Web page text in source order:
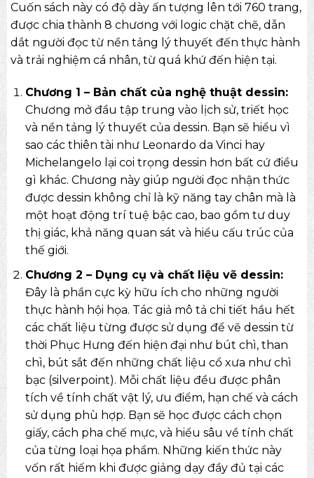
Cuốn sách này có độ dày ấn tượng lên tới 760 trang,
được chia thành 8 chương với logic chặt chẽ, dẫn
dắt người đọc từ nền tảng lý thuyết đến thực hành
và trải nghiệm cá nhân, từ quá khứ đến hiện tại.
Chương 1 – Bản chất của nghệ thuật dessin:
Chương mở đầu tập trung vào lịch sử, triết học
và nền tảng lý thuyết của dessin. Bạn sẽ hiểu vì
sao các thiên tài như Leonardo da Vinci hay
Michelangelo lại coi trọng dessin hơn bất cứ điều
gì khác. Chương này giúp người đọc nhận thức
được dessin không chỉ là kỹ năng tay chân mà là
một hoạt động trí tuệ bậc cao, bao gồm tư duy
thị giác, khả năng quan sát và hiểu cấu trúc của
thế giới.
Chương 2 – Dụng cụ và chất liệu vẽ dessin:
Đây là phần cực kỳ hữu ích cho những người
thực hành hội họa. Tác giả mô tả chi tiết hầu hết
các chất liệu từng được sử dụng để vẽ dessin từ
thời Phục Hưng đến hiện đại như bút chì, than
chì, bút sắt đến những chất liệu cổ xưa như chì
bạc (silverpoint). Mỗi chất liệu đều được phân
tích về tính chất vật lý, ưu điểm, hạn chế và cách
sử dụng phù hợp. Bạn sẽ học được cách chọn
giấy, cách pha chế mực, và hiểu sâu về tính chất
của từng loại họa phẩm. Những kiến thức này
vốn rất hiếm khi được giảng dạy đầy đủ tại các